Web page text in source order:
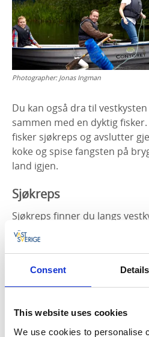
Consent Details
This website uses cookies
We use cookies to personalise
Photographer: Jonas Ingman
Du kan også dra til
sammen med en dyktig
fisker sjøkreps og avslutter
koke og spise fangsten på
land igjen.
Sjøkreps
Sjøkreps finner du langs
Skagerrak. De kan kjøpes
kysten er det mange som
hummeren og regnes for å
delikatesse, men vit at den